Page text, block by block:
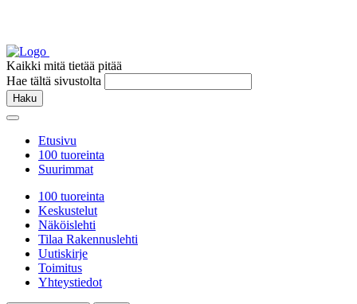
Kaikki mitä tietää pitää
Hae tältä sivustolta
Haku
Etusivu
100 tuoreinta
Suurimmat
100 tuoreinta
Keskustelut
Näköislehti
Tilaa Rakennuslehti
Uutiskirje
Toimitus
Yhteystiedot